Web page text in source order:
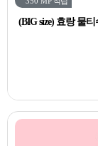
(BIG size) 효랑 물